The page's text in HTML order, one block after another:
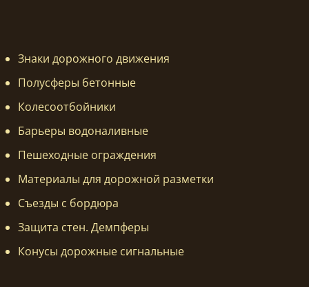
Знаки дорожного движения
Полусферы бетонные
Колесоотбойники
Барьеры водоналивные
Пешеходные ограждения
Материалы для дорожной разметки
Съезды с бордюра
Защита стен. Демпферы
Конусы дорожные сигнальные